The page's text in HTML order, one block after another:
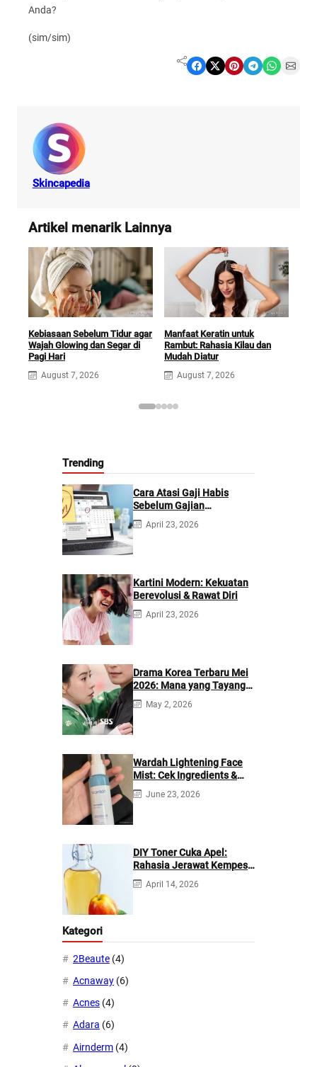
Anda?
(sim/sim)
Share on Facebook Share on X Share on Pinterest Share on Telegram Share on WhatsApp Share on Email
Skincapedia
Artikel menarik Lainnya
Kebiasaan Sebelum Tidur agar
Wajah Glowing dan Segar di
Pagi Hari
August 7, 2026
Manfaat Keratin untuk
Rambut: Rahasia Kilau dan
Mudah Diatur
August 7, 2026
Trending
Cara Atasi Gaji Habis
Sebelum Gajian
Berikutnya
April 23, 2026
Kartini Modern: Kekuatan
Berevolusi & Rawat Diri
April 23, 2026
Drama Korea Terbaru Mei
2026: Mana yang Tayang
di Netflix?
May 2, 2026
Wardah Lightening Face
Mist: Cek Ingredients &
Manfaatnya
June 23, 2026
DIY Toner Cuka Apel:
Rahasia Jerawat Kempes
dalam 2 Hari!
April 14, 2026
Kategori
2Beaute (4)
Acnaway (6)
Acnes (4)
Adara (6)
Airnderm (4)